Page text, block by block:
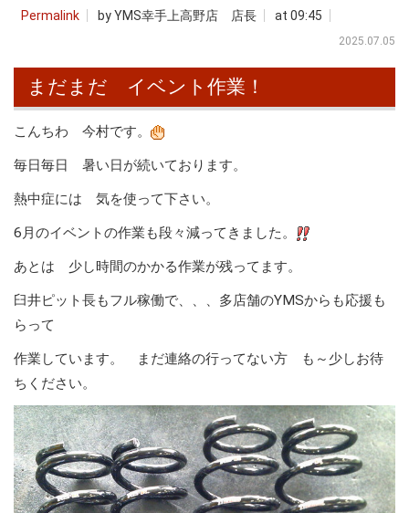
Permalink by YMS幸手上高野店 店長 at 09:45
2025.07.05
まだまだ イベント作業！
こんちわ 今村です。
毎日毎日 暑い日が続いております。
熱中症には 気を使って下さい。
6月のイベントの作業も段々減ってきました。
あとは 少し時間のかかる作業が残ってます。
臼井ピット長もフル稼働で、、、多店舗のYMSからも応援も
らって
作業しています。 まだ連絡の行ってない方 も～少しお待
ちください。